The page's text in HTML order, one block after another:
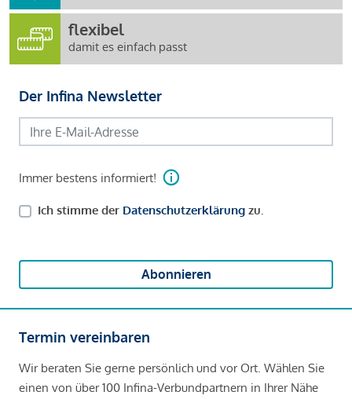
flexibel
damit es einfach passt
Der Infina Newsletter
Immer bestens informiert!
Ich stimme der Datenschutzerklärung zu.
Abonnieren
Termin vereinbaren
Wir beraten Sie gerne persönlich und vor Ort. Wählen Sie
einen von über 100 Infina-Verbundpartnern in Ihrer Nähe